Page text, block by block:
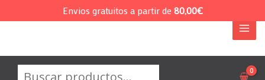
al
Buscar
Envios gratuitos a partir de 80,00€